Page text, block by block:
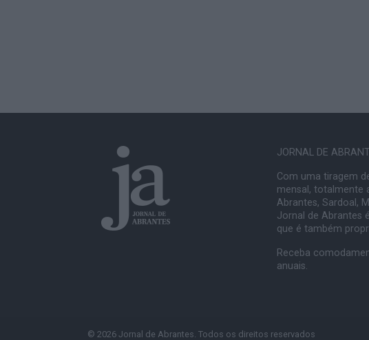
JORNAL DE
Com uma tiragem
mensal, totalmente
Abrantes, Sardoal,
Jornal de Abrantes
que é também
Receba
anuais.
© 2026 Jornal de Abrantes. Todos os direitos reservados